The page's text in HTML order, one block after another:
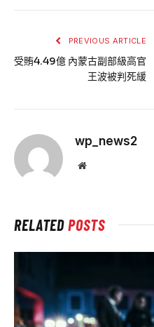
PREVIOUS ARTICLE
受賄4.49億 內蒙古副部級高官
王波被判死緩
wp_news2
Website
RELATEDPOSTS